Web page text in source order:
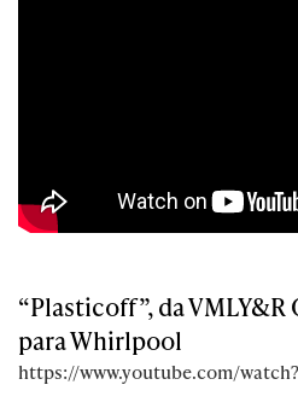
“Plasticoff”, da
para Whirlpool
https://www.youtube.com/